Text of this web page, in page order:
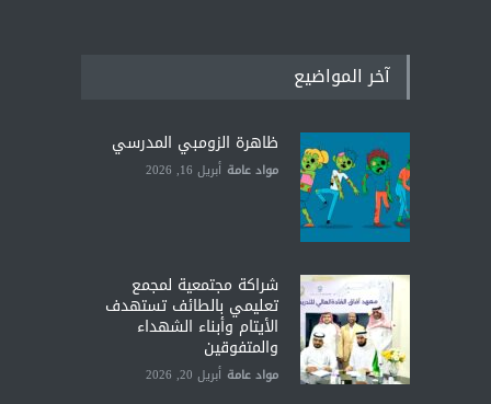
آخر المواضيع
ظاهرة الزومبي المدرسي
مواد عامة أبريل 16, 2026
شراكة مجتمعية لمجمع
تعليمي بالطائف تستهدف
الأيتام وأبناء الشهداء
والمتفوقين
مواد عامة أبريل 20, 2026